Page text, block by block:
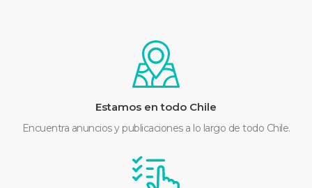
Estamos en todo Chile
Encuentra anuncios y publicaciones a lo largo de todo Chile.